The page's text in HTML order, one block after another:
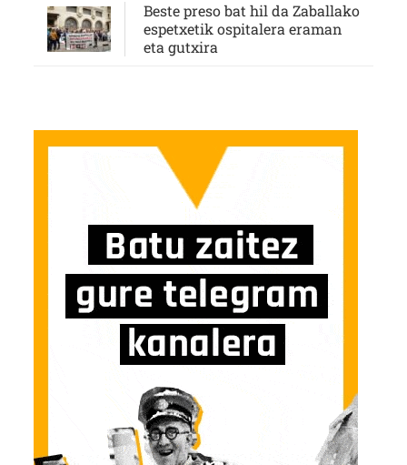
Beste preso bat hil da Zaballako
espetxetik ospitalera eraman
eta gutxira